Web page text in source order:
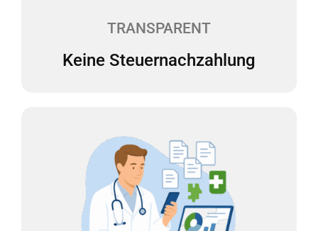
TRANSPARENT
Keine Steuernachzahlung
Steuernachzahlungen fällig werden.
Buchführung abgeben
Sie laden Ihre Belege digital in unsere Web-App
hoch, und wir erledigen den Rest. Alles bleibt